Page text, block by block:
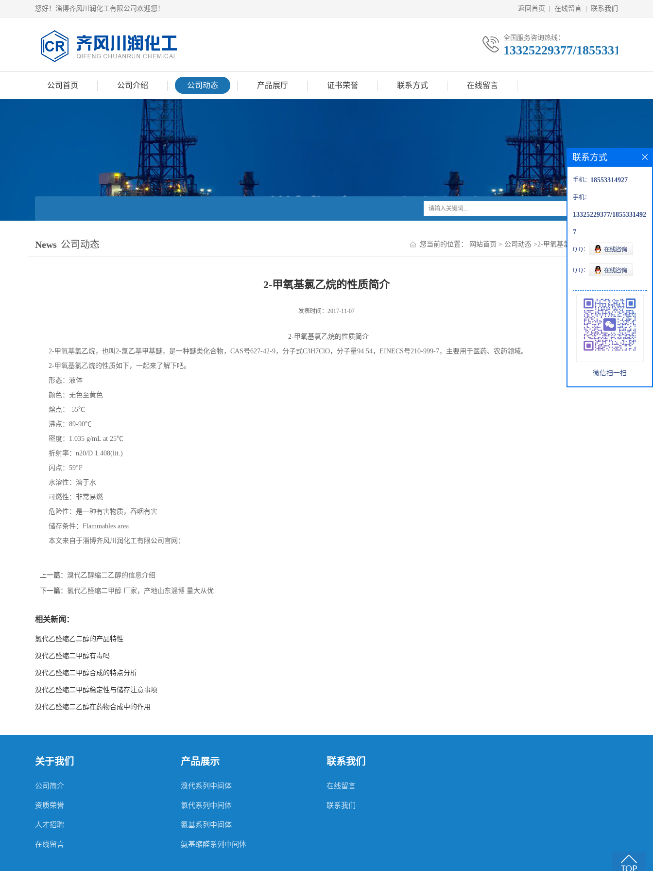
您好！淄博齐风川润化工有限公司欢迎您！ 返回首页 在线留言 联系我们
全国服务咨询热线：
13325229377/18553314927
公司首页 公司介绍 公司动态 产品展厅 证书荣誉 联系方式 在线留言
News 公司动态 您当前的位置： 网站首页 > 公司动态 >2-甲氧基氯乙烷的性质简介
2-甲氧基氯乙烷的性质简介
发表时间：2017-11-07
2-甲氧基氯乙烷的性质简介
2-甲氧基氯乙烷，也叫2-氯乙基甲基醚，是一种醚类化合物， CAS号627-42-9，分子式C3H7ClO，分子量94.54， EINECS号210-999-7，主要用于医药、农药领域。
2-甲氧基氯乙烷的性质如下，一起来了解下吧。
形态：液体
颜色：无色至黄色
熔点： -55℃
沸点： 89-90℃
密度： 1.035 g/mL at 25℃
折射率： n20/D 1.408(lit.)
闪点： 59°F
水溶性：溶于水
可燃性：非常易燃
危险性：是一种有害物质，吞咽有害
储存条件： Flammables area
本文来自于淄博齐风川润化工有限公司官网：
上一篇： 溴代乙醇缩二乙醇的信息介绍
下一篇： 氯代乙醛缩二甲醇 厂家，产地山东淄博 量大从优
相关新闻：
氯代乙醛缩乙二醇的产品特性
溴代乙醛缩二甲醇有毒吗
溴代乙醛缩二甲醇合成的特点分析
溴代乙醛缩二甲醇稳定性与储存注意事项
溴代乙醛缩二乙醇在药物合成中的作用
联系方式
手机： 18553314927
手机：
13325229377/1855331492
7
Q Q：
Q Q：
微信扫一扫
关于我们
公司简介
资质荣誉
人才招聘
在线留言
产品展示
溴代系列中间体
氯代系列中间体
氰基系列中间体
氨基缩醛系列中间体
联系我们
在线留言
联系我们